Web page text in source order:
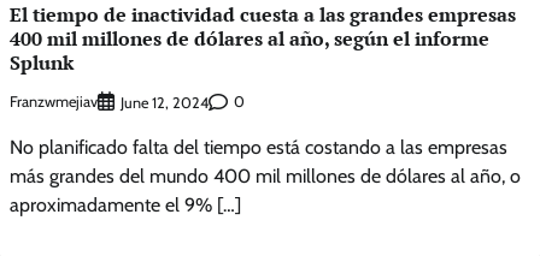
El tiempo de inactividad cuesta a las grandes empresas
400 mil millones de dólares al año, según el informe
Splunk
Franzwmejiav June 12, 2024 0
No planificado falta del tiempo está costando a las empresas
más grandes del mundo 400 mil millones de dólares al año, o
aproximadamente el 9% […]